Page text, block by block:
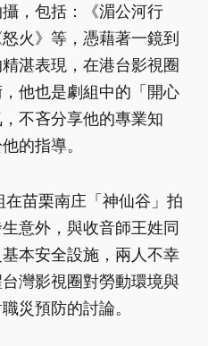
，包括：《湄公河行
火》等，憑藉著一鏡到
湛表現，在港台影視圈
他也是劇組中的「開心
不吝分享他的專業知
的指導。
苗栗南庄「神仙谷」拍
意外，與收音師王姓同
本安全設施，兩人不幸
灣影視圈對勞動環境與
災預防的討論。